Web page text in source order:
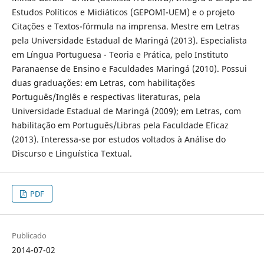
Estudos Políticos e Midiáticos (GEPOMI-UEM) e o projeto
Citações e Textos-fórmula na imprensa. Mestre em Letras
pela Universidade Estadual de Maringá (2013). Especialista
em Língua Portuguesa - Teoria e Prática, pelo Instituto
Paranaense de Ensino e Faculdades Maringá (2010). Possui
duas graduações: em Letras, com habilitações
Português/Inglês e respectivas literaturas, pela
Universidade Estadual de Maringá (2009); em Letras, com
habilitação em Português/Libras pela Faculdade Eficaz
(2013). Interessa-se por estudos voltados à Análise do
Discurso e Linguística Textual.
PDF
Publicado
2014-07-02